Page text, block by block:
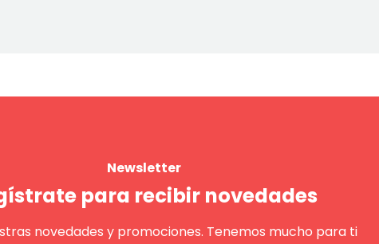
Newsletter
para recibir novedades
novedades y promociones. Tenemos mucho para ti